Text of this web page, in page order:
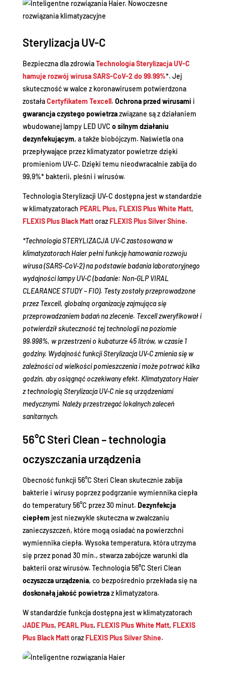
Sterylizacja UV-C
Bezpieczna dla zdrowiaTechnologia Sterylizacja UV-C
hamuje rozwój wirusa SARS-CoV-2 do 99.99%*. Jej
skuteczność w walce z koronawirusem potwierdzona
zostałaCertyfikatem Texcell. Ochrona przed wirusami i
gwarancja czystego powietrzazwiązane są z działaniem
wbudowanej lampy LED UVC o silnym działaniu
dezynfekującym, a także biobójczym. Naświetla ona
przepływające przez klimatyzator powietrze dzięki
promieniom UV-C. Dzięki temu nieodwracalnie zabija do
99,9%* bakterii, pleśni i wirusów.
Technologia Sterylizacji UV-C dostępna jest w standardzie
w klimatyzatorach PEARL Plus, FLEXIS Plus White Matt,
FLEXIS Plus Black MattorazFLEXIS Plus Silver Shine.
*Technologia STERYLIZACJA UV-C zastosowana w
klimatyzatorach Haier pełni funkcję hamowania rozwoju
wirusa (SARS-CoV-2) na podstawie badania laboratoryjnego
wydajności lampy UV-C (badanie: Non-GLP VIRAL
CLEARANCE STUDY – FIO). Testy zostały przeprowadzone
przez Texcell, globalną organizację zajmująca się
przeprowadzaniem badań na zlecenie. Texcell zweryfikował i
potwierdził skuteczność tej technologii na poziomie
99.998%, w przestrzeni o kubaturze 45 litrów, w czasie 1
godziny. Wydajność funkcji Sterylizacja UV-C zmienia się w
zależności od wielkości pomieszczenia i może potrwać kilka
godzin, aby osiągnąć oczekiwany efekt. Klimatyzatory Haier
z technologią Sterylizacja UV-C nie są urządzeniami
medycznymi. Należy przestrzegać lokalnych zaleceń
sanitarnych.
56°C Steri Clean – technologia
oczyszczania urządzenia
Obecność funkcji 56°C Steri Clean skutecznie zabija
bakterie i wirusy poprzez podgrzanie wymiennika ciepła
do temperatury 56°C przez 30 minut. Dezynfekcja
ciepłem jest niezwykle skuteczna w zwalczaniu
zanieczyszczeń, które mogą osiadać na powierzchni
wymiennika ciepła. Wysoka temperatura, która utrzyma
się przez ponad 30 min., stwarza zabójcze warunki dla
bakterii oraz wirusów. Technologia 56°C Steri Clean
oczyszcza urządzenia, co bezpośrednio przekłada się na
doskonałą jakość powietrzaz klimatyzatora.
W standardzie funkcja dostępna jest w klimatyzatorach
JADE Plus, PEARL Plus, FLEXIS Plus White Matt, FLEXIS
Plus Black MattorazFLEXIS Plus Silver Shine.